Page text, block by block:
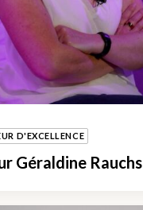
D'EXCELLENCE
Géraldine Rauchs